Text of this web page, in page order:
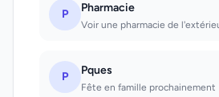
P Pharmacie
P Pques
Fête en famille prochainement